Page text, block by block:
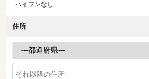
ハイフンなし
住所